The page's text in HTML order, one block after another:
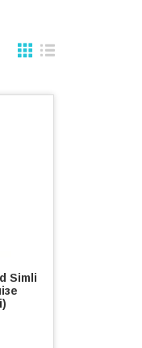
Simli